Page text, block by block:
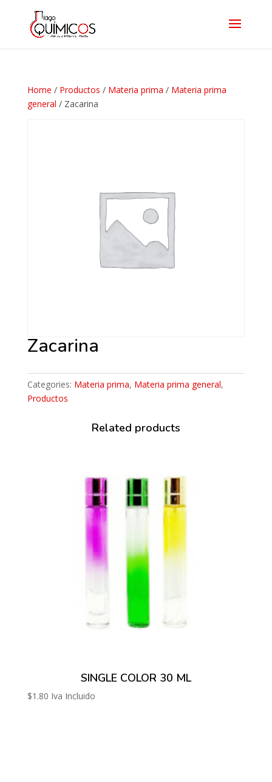
Home / Productos / Materia prima / Materia prima
general / Zacarina
Zacarina
Categories: Materia prima, Materia prima general,
Productos
Related products
SINGLE COLOR 30 ML
$1.80 Iva Incluido